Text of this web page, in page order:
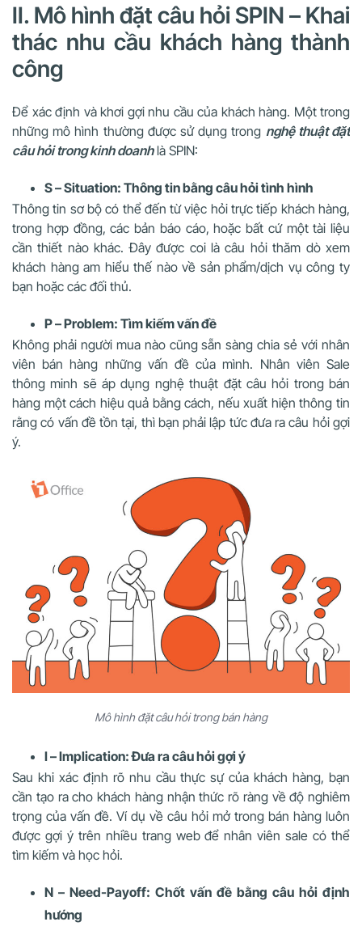
II. Mô hình đặt câu hỏi SPIN – Khai
thác nhu cầu khách hàng thành
công
Để xác định và khơi gợi nhu cầu của khách hàng. Một trong
những mô hình thường được sử dụng trong nghệ thuật đặt
câu hỏi trong kinh doanhlà SPIN:
S – Situation: Thông tin bằng câu hỏi tình hình
Thông tin sơ bộ có thể đến từ việc hỏi trực tiếp khách hàng,
trong hợp đồng, các bản báo cáo, hoặc bất cứ một tài liệu
cần thiết nào khác. Đây được coi là câu hỏi thăm dò xem
khách hàng am hiểu thế nào về sản phẩm/dịch vụ công ty
bạn hoặc các đối thủ.
P – Problem: Tìm kiếm vấn đề
Không phải người mua nào cũng sẵn sàng chia sẻ với nhân
viên bán hàng những vấn đề của mình. Nhân viên Sale
thông minh sẽ áp dụng nghệ thuật đặt câu hỏi trong bán
hàng một cách hiệu quả bằng cách, nếu xuất hiện thông tin
rằng có vấn đề tồn tại, thì bạn phải lập tức đưa ra câu hỏi gợi
ý.
Mô hình đặt câu hỏi trong bán hàng
I – Implication: Đưa ra câu hỏi gợi ý
Sau khi xác định rõ nhu cầu thực sự của khách hàng, bạn
cần tạo ra cho khách hàng nhận thức rõ ràng về độ nghiêm
trọng của vấn đề. Ví dụ về câu hỏi mở trong bán hàng luôn
được gợi ý trên nhiều trang web để nhân viên sale có thể
tìm kiếm và học hỏi.
N – Need-Payoff: Chốt vấn đề bằng câu hỏi định
hướng